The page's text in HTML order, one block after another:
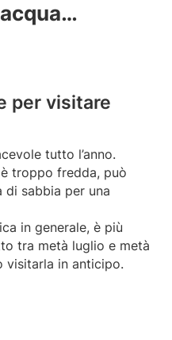
per visitare
tutto l’anno.
è troppo fredda, può
sabbia per una
in generale, è più
tra metà luglio e metà
visitarla in anticipo.